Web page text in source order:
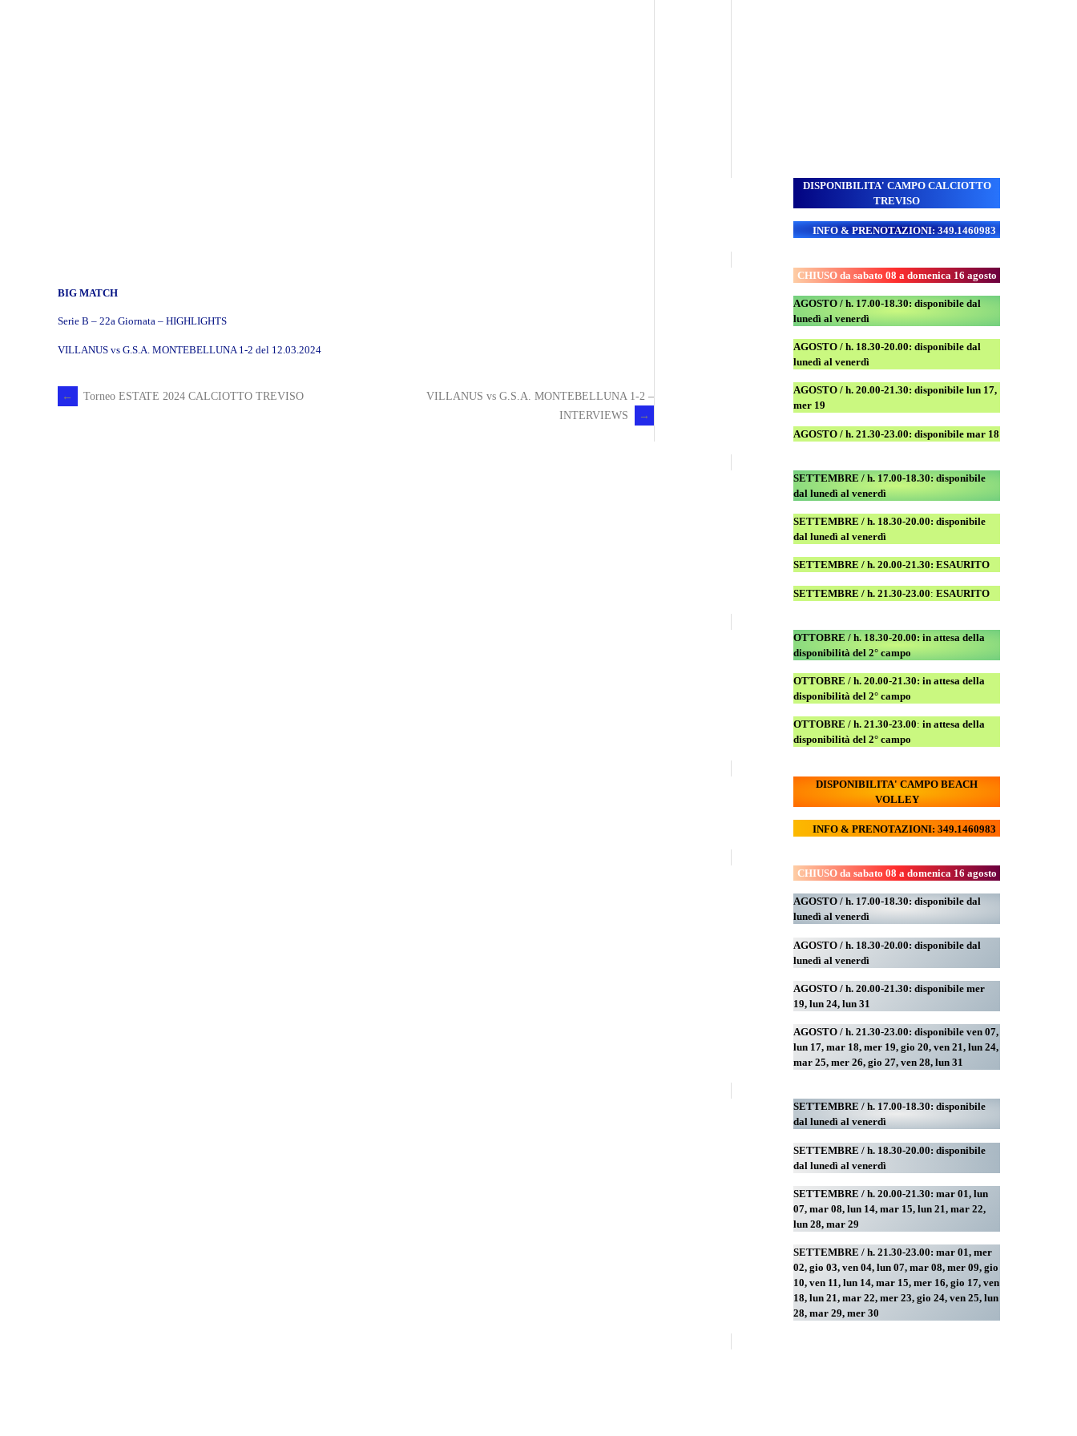
BIG MATCH
Serie B – 22a Giornata – HIGHLIGHTS
VILLANUS vs G.S.A. MONTEBELLUNA 1-2 del 12.03.2024
Post
← Torneo ESTATE 2024 CALCIOTTO TREVISO
VILLANUS vs G.S.A. MONTEBELLUNA 1-2 –
INTERVIEWS
→
DISPONIBILITA' CAMPO CALCIOTTO
TREVISO
INFO & PRENOTAZIONI: 349.1460983
CHIUSO da sabato 08 a domenica 16 agosto
AGOSTO / h. 17.00-18.30: disponibile dal
lunedì al venerdì
AGOSTO / h. 18.30-20.00: disponibile dal
lunedì al venerdì
AGOSTO / h. 20.00-21.30: disponibile lun 17,
mer 19
AGOSTO / h. 21.30-23.00:disponibile mar 18
SETTEMBRE / h. 17.00-18.30: disponibile
dal lunedì al venerdì
SETTEMBRE / h. 18.30-20.00: disponibile
dal lunedì al venerdì
SETTEMBRE / h. 20.00-21.30: ESAURITO
SETTEMBRE / h. 21.30-23.00:ESAURITO
OTTOBRE / h. 18.30-20.00:in attesa della
disponibilità del 2° campo
OTTOBRE / h. 20.00-21.30:in attesa della
disponibilità del 2° campo
OTTOBRE / h. 21.30-23.00:in attesa della
disponibilità del 2° campo
DISPONIBILITA' CAMPO BEACH
VOLLEY
INFO & PRENOTAZIONI: 349.1460983
CHIUSO da sabato 08 a domenica 16 agosto
AGOSTO / h. 17.00-18.30: disponibile dal
lunedì al venerdì
AGOSTO / h. 18.30-20.00: disponibile dal
lunedì al venerdì
AGOSTO / h. 20.00-21.30: disponibile mer
19, lun 24, lun 31
AGOSTO / h. 21.30-23.00:disponibile ven 07,
lun 17, mar 18, mer 19, gio 20, ven 21, lun 24,
mar 25, mer 26, gio 27, ven 28, lun 31
SETTEMBRE / h. 17.00-18.30: disponibile
dal lunedì al venerdì
SETTEMBRE / h. 18.30-20.00: disponibile
dal lunedì al venerdì
SETTEMBRE / h. 20.00-21.30: mar 01, lun
07, mar 08, lun 14, mar 15, lun 21, mar 22,
lun 28, mar 29
SETTEMBRE / h. 21.30-23.00:mar 01, mer
02, gio 03, ven 04, lun 07, mar 08, mer 09, gio
10, ven 11, lun 14, mar 15, mer 16, gio 17, ven
18, lun 21, mar 22, mer 23, gio 24, ven 25, lun
28, mar 29, mer 30